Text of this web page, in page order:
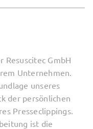
Resuscitec GmbH
Unternehmen.
unseres
der persönlichen
Presseclippings.
ist die